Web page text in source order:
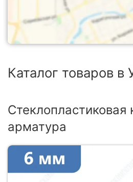
Каталог товаров в
Стеклопластиковая
арматура